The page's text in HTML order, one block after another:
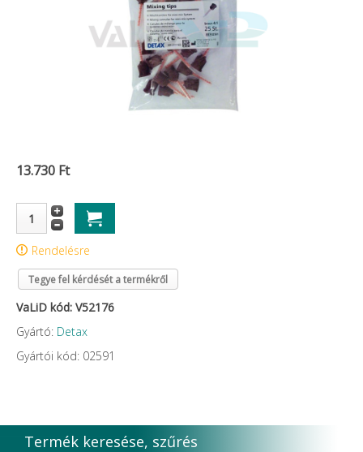
13.730 Ft
Rendelésre
Tegye fel kérdését a termékről
VaLiD kód: V52176
Gyártó: Detax
Gyártói kód: 02591
Termék keresése, szűrés